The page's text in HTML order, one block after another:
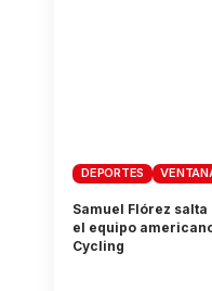
DEPORTES
Samuel Flórez
el equipo
Cycling